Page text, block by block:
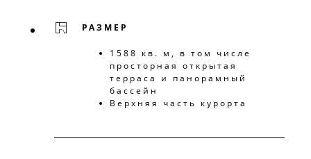
РАЗМЕР
1588 кв. м, в том числе
просторная открытая
терраса и панорамный
бассейн
Верхняя часть курорта